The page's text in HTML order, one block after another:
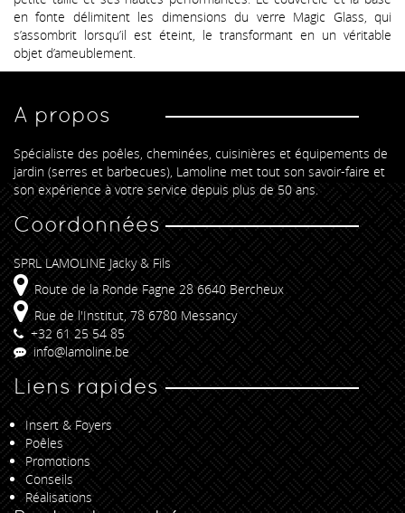
en fonte délimitent les dimensions du verre Magic Glass, qui
s’assombrit lorsqu’il est éteint, le transformant en un véritable
objet d’ameublement.
A propos
Spécialiste des poêles, cheminées, cuisinières et équipements de
jardin (serres et barbecues), Lamoline met tout son savoir-faire et
son expérience à votre service depuis plus de 50 ans.
Coordonnées
SPRL LAMOLINE Jacky & Fils
Route de la Ronde Fagne 28 6640 Bercheux
Rue de l'Institut, 78 6780 Messancy
+32 61 25 54 85
info@lamoline.be
Liens rapides
Insert & Foyers
Poêles
Promotions
Conseils
Réalisations